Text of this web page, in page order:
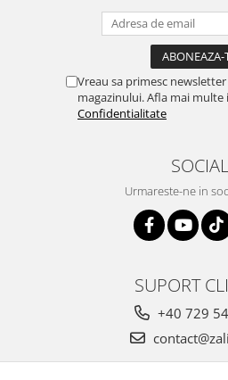
Vreau sa primesc
magazinului. Afla mai multe
Confidentialitate
SOCIAL
Urmareste-ne in
SUPORT
+40 729